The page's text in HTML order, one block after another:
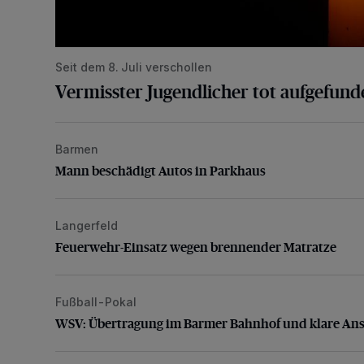
Seit dem 8. Juli verschollen
Vermisster Jugendlicher tot
Mann beschädigt Autos in Parkhaus
Barmen
Mann beschädigt Autos in Parkhaus
Feuerwehr-Einsatz wegen brennender Matratze
Langerfeld
Feuerwehr-Einsatz wegen brennender Matratze
WSV: Übertragung im Barmer Bahnhof und klare
Fußball-Pokal
WSV: Übertragung im Barmer Bahnhof und klare